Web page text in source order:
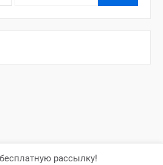
рассылку!